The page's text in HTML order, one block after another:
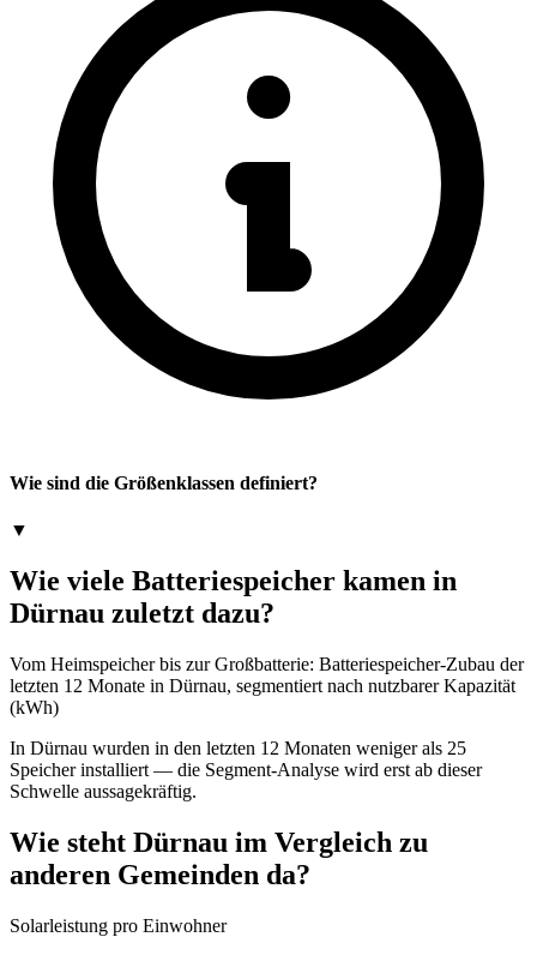
Wie sind die Größenklassen definiert?
▼
Wie viele Batteriespeicher kamen in
Dürnau zuletzt dazu?
Vom Heimspeicher bis zur Großbatterie: Batteriespeicher-Zubau der
letzten 12 Monate in Dürnau, segmentiert nach nutzbarer Kapazität
(kWh)
In Dürnau wurden in den letzten 12 Monaten weniger als 25
Speicher installiert — die Segment-Analyse wird erst ab dieser
Schwelle aussagekräftig.
Wie steht Dürnau im Vergleich zu
anderen Gemeinden da?
Solarleistung pro Einwohner